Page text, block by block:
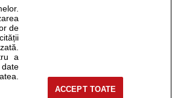
medical direct si
dintre medicii pe care
de
a
date
ACCEPT TOATE